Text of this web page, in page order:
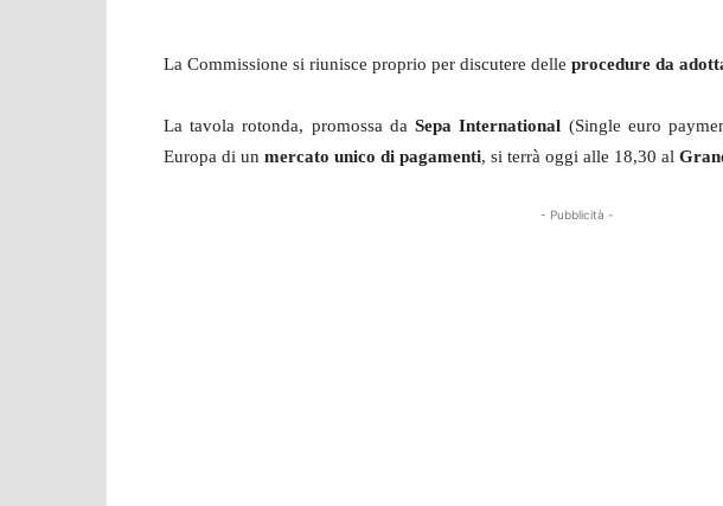
La Commissione si riunisce proprio per discutere delle procedure da
La tavola rotonda, promossa daSepa International (Single euro
Europa di un mercato unico di pagamenti, si terrà oggi alle 18,30 al
- Pubblicità -